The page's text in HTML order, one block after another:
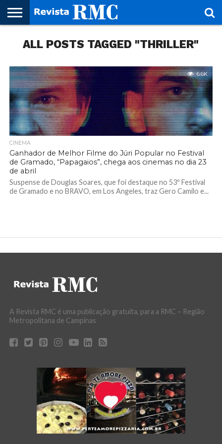
REVISTA
RMC
PROJETO
CULTURAL
RMC – 20
CIDADES
ARTE &
CULTURA
NOTÍCIAS
CORPORATIVAS
EDIÇÕES
ANTERIORES
PARCEIROS
FAÇA
O
FALE
CONOSCO
ALL POSTS TAGGED "THRILLER"
6.6K
CINEMA
Ganhador de Melhor Filme do Júri Popular no Festival
de Gramado, “Papagaios”, chega aos cinemas no dia 23
de abril
Suspense de Douglas Soares, que foi destaque no 53º Festival
de Gramado e no BRAVO, em Los Angeles, traz Gero Camilo e...
A Revista RMC é uma publicação gratuita, para a RMC – Região
Metropolitana de Campinas